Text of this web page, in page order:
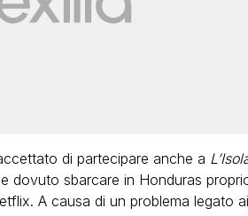
di partecipare anche a
dovuto sbarcare in Honduras
A causa di un problema legato